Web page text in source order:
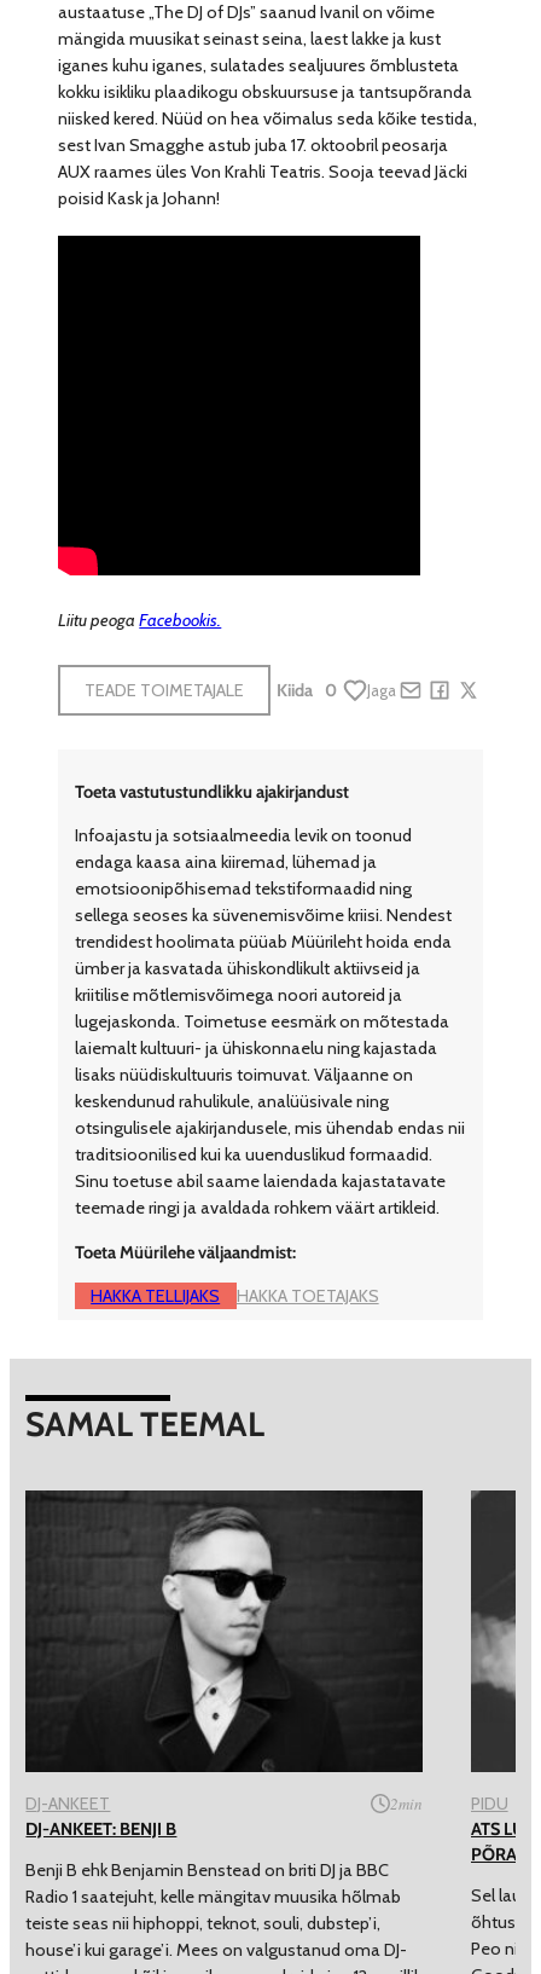
austaatuse „The DJ of DJs” saanud Ivanil on võime
mängida muusikat seinast seina, laest lakke ja kust
iganes kuhu iganes, sulatades sealjuures õmblusteta
kokku isikliku plaadikogu obskuursuse ja tantsupõranda
niisked kered. Nüüd on hea võimalus seda kõike testida,
sest Ivan Smagghe astub juba 17. oktoobril peosarja
AUX raames üles Von Krahli Teatris. Sooja teevad Jäcki
poisid Kask ja Johann!
Liitu peogaFacebookis.
TEADE TOIMETAJALE Kiida 0 Jaga
Toeta vastutustundlikku ajakirjandust
Infoajastu ja sotsiaalmeedia levik on toonud
endaga kaasa aina kiiremad, lühemad ja
emotsioonipõhisemad tekstiformaadid ning
sellega seoses ka süvenemisvõime kriisi. Nendest
trendidest hoolimata püüab Müürileht hoida enda
ümber ja kasvatada ühiskondlikult aktiivseid ja
kriitilise mõtlemisvõimega noori autoreid ja
lugejaskonda. Toimetuse eesmärk on mõtestada
laiemalt kultuuri- ja ühiskonnaelu ning kajastada
lisaks nüüdiskultuuris toimuvat. Väljaanne on
keskendunud rahulikule, analüüsivale ning
otsingulisele ajakirjandusele, mis ühendab endas nii
traditsioonilised kui ka uuenduslikud formaadid.
Sinu toetuse abil saame laiendada kajastatavate
teemade ringi ja avaldada rohkem väärt artikleid.
Toeta Müürilehe väljaandmist:
HAKKA TELLIJAKS HAKKA TOETAJAKS
SAMAL TEEMAL
DJ-ANKEET 2min
DJ-ANKEET: BENJI B
Benji B ehk Benjamin Benstead on briti DJ ja BBC
Radio 1 saatejuht, kelle mängitav muusika hõlmab
teiste seas nii hiphoppi, teknot, souli, dubstep’i,
house’i kui garage’i. Mees on valgustanud oma DJ-
PIDU
ATS
Sel
õhtuse
Peo